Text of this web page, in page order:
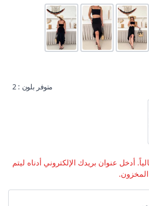
متوفر بلون : 2
أدخل عنوان بريدك الإلكتروني أدناه ليتم